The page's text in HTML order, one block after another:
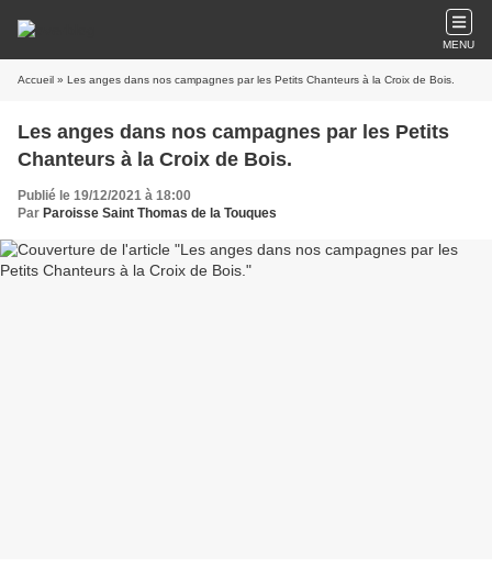
MENU
Accueil » Les anges dans nos campagnes par les Petits Chanteurs à la Croix de Bois.
Les anges dans nos campagnes par les Petits
Chanteurs à la Croix de Bois.
Publié le 19/12/2021 à 18:00
Par Paroisse Saint Thomas de la Touques